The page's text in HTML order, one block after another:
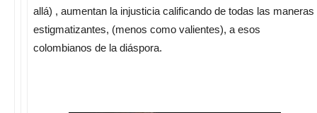
allá) , aumentan la injusticia calificando de todas las maneras
estigmatizantes, (menos como valientes), a esos
colombianos de la diáspora.